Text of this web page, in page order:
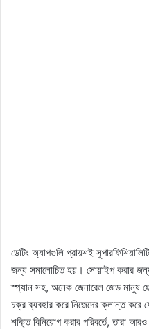
ডেটিং অ্যাপগুলি প্রায়শই
জন্য সমালোচিত হয়। সোয়াইপ করার
স্প্যান সহ, অনেক জেনারেল জেড মানুষ
চক্র ব্যবহার করে নিজেদের ক্লান্ত করে
শক্তি বিনিয়োগ করার পরিবর্তে, তারা